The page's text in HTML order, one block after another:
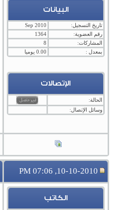
البيانات
تاريخ التسجيل:
Sep 2010
رقم العضوية:
1364
المشاركات:
8
بمعدل :
0.00 يوميا
الإتصالات
الحالة:
وسائل الإتصال:
10-10-2010, 07:06 PM
الكاتب